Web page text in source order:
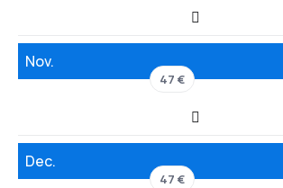
Nov.
47 €
Dec.
47 €